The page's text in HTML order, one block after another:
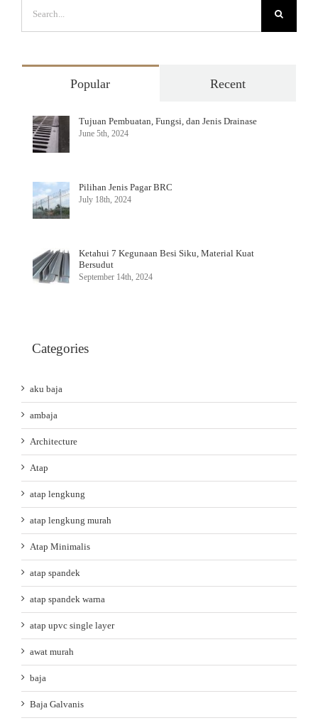
for:
Popular Recent
Tujuan Pembuatan, Fungsi, dan Jenis Drainase
June 5th, 2024
Pilihan Jenis Pagar BRC
July 18th, 2024
Ketahui 7 Kegunaan Besi Siku, Material Kuat
Bersudut
September 14th, 2024
Categories
aku baja
ambaja
Architecture
Atap
atap lengkung
atap lengkung murah
Atap Minimalis
atap spandek
atap spandek warna
atap upvc single layer
awat murah
baja
Baja Galvanis